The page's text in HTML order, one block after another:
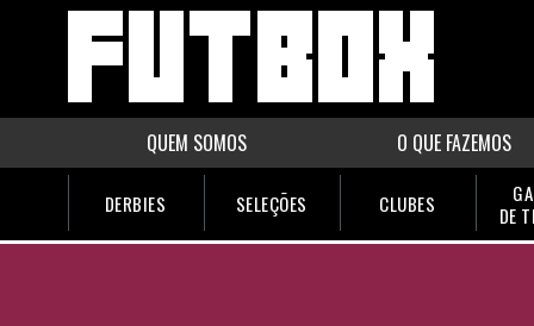
QUEM SOMOS O QUE FAZEMOS
DERBIES SELEÇÕES CLUBES
DE